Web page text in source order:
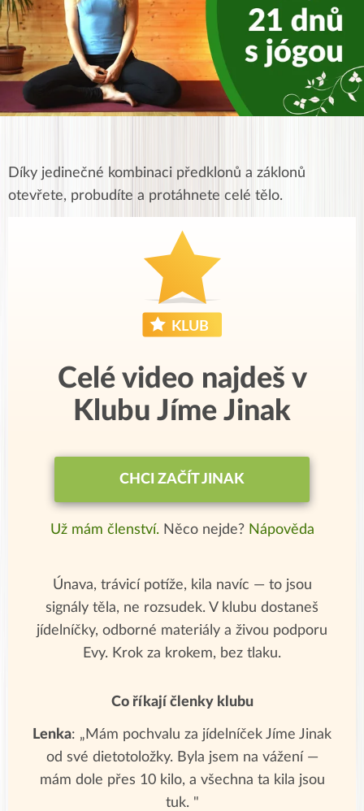
Díky jedinečné kombinaci předklonů a záklonů
otevřete, probudíte a protáhnete celé tělo.
Celé video najdeš v
Klubu Jíme Jinak
CHCI ZAČÍT JINAK
Už mám členství. Něco nejde? Nápověda
Únava, trávicí potíže, kila navíc — to jsou
signály těla, ne rozsudek. V klubu dostaneš
jídelníčky, odborné materiály a živou podporu
Evy. Krok za krokem, bez tlaku.
Co říkají členky klubu
Lenka: „Mám pochvalu za jídelníček Jíme Jinak
od své dietotoložky. Byla jsem na vážení —
mám dole přes 10 kilo, a všechna ta kila jsou
tuk. "